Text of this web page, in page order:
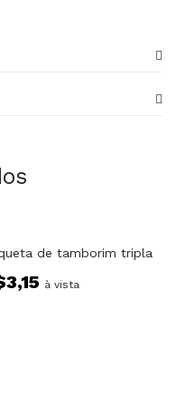
de tamborim tripla
3,15 à vista